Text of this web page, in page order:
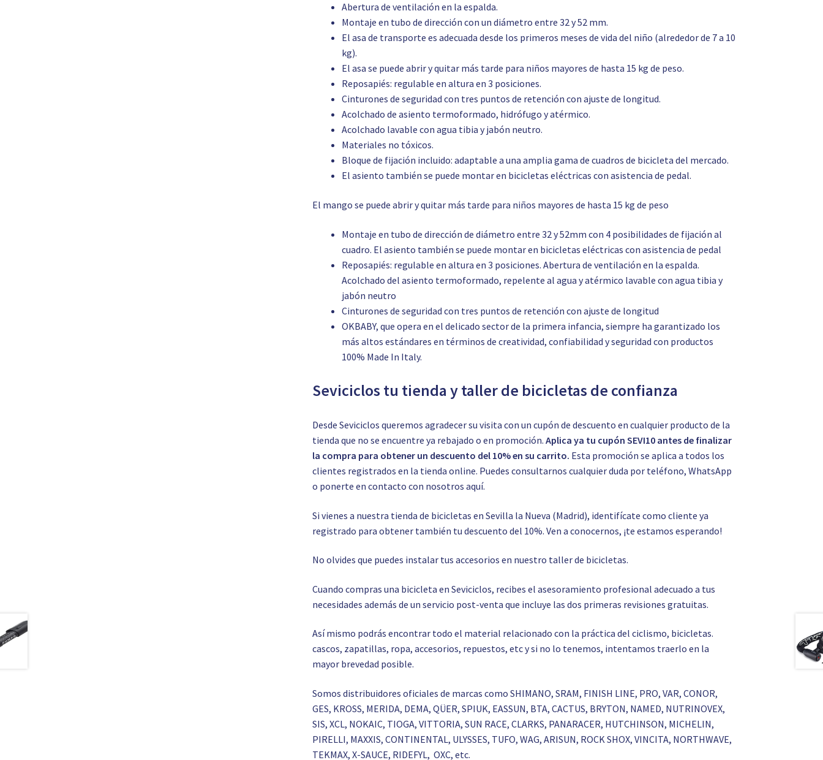
Abertura de ventilación en la espalda.
Montaje en tubo de dirección con un diámetro entre 32 y 52 mm.
El asa de transporte es adecuada desde los primeros meses de vida del niño (alrededor de 7 a 10
kg).
El asa se puede abrir y quitar más tarde para niños mayores de hasta 15 kg de peso.
Reposapiés: regulable en altura en 3 posiciones.
Cinturones de seguridad con tres puntos de retención con ajuste de longitud.
Acolchado de asiento termoformado, hidrófugo y atérmico.
Acolchado lavable con agua tibia y jabón neutro.
Materiales no tóxicos.
Bloque de fijación incluido: adaptable a una amplia gama de cuadros de bicicleta del mercado.
El asiento también se puede montar en bicicletas eléctricas con asistencia de pedal.
El mango se puede abrir y quitar más tarde para niños mayores de hasta 15 kg de peso
Montaje en tubo de dirección de diámetro entre 32 y 52mm con 4 posibilidades de fijación al
cuadro. El asiento también se puede montar en bicicletas eléctricas con asistencia de pedal
Reposapiés: regulable en altura en 3 posiciones. Abertura de ventilación en la espalda.
Acolchado del asiento termoformado, repelente al agua y atérmico lavable con agua tibia y
jabón neutro
Cinturones de seguridad con tres puntos de retención con ajuste de longitud
OKBABY, que opera en el delicado sector de la primera infancia, siempre ha garantizado los
más altos estándares en términos de creatividad, confiabilidad y seguridad con productos
100% Made In Italy.
Seviciclos tu tienda y taller de bicicletas de confianza
Desde Seviciclos queremos agradecer su visita con un cupón de descuento en cualquier producto de la
tienda que no se encuentre ya rebajado o en promoción.Aplica ya tu cupón SEVI10 antes de finalizar
la compra para obtener un descuento del 10% en su carrito. Esta promoción se aplica a todos los
clientes registrados en la tienda online. Puedes consultarnos cualquier duda por teléfono, WhatsApp
o ponerte en contacto con nosotrosaquí.
Si vienes a nuestra tienda de bicicletas en Sevilla la Nueva (Madrid), identifícate como cliente ya
registrado para obtener también tu descuento del 10%. Ven a conocernos, ¡te estamos esperando!
No olvides que puedes instalar tus accesorios en nuestro taller de bicicletas.
Cuando compras una bicicleta en Seviciclos, recibes el asesoramiento profesional adecuado a tus
necesidades además de un servicio post-venta que incluye las dos primeras revisiones gratuitas.
Así mismo podrás encontrar todo el material relacionado con la práctica del ciclismo, bicicletas.
cascos, zapatillas, ropa, accesorios, repuestos, etc y si no lo tenemos, intentamos traerlo en la
mayor brevedad posible.
Somos distribuidores oficiales de marcas como SHIMANO, SRAM, FINISH LINE, PRO, VAR, CONOR,
GES, KROSS, MERIDA, DEMA, QÜER, SPIUK, EASSUN, BTA, CACTUS, BRYTON, NAMED, NUTRINOVEX,
SIS, XCL, NOKAIC, TIOGA, VITTORIA, SUN RACE, CLARKS, PANARACER, HUTCHINSON, MICHELIN,
PIRELLI, MAXXIS, CONTINENTAL, ULYSSES, TUFO, WAG, ARISUN, ROCK SHOX, VINCITA, NORTHWAVE,
TEKMAX, X-SAUCE, RIDEFYL, OXC, etc.